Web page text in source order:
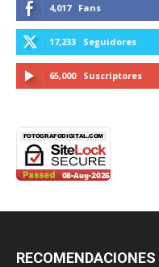
4,017 Fans
17,233 Seguidores
65,000 Suscriptores
RECOMENDACIONES